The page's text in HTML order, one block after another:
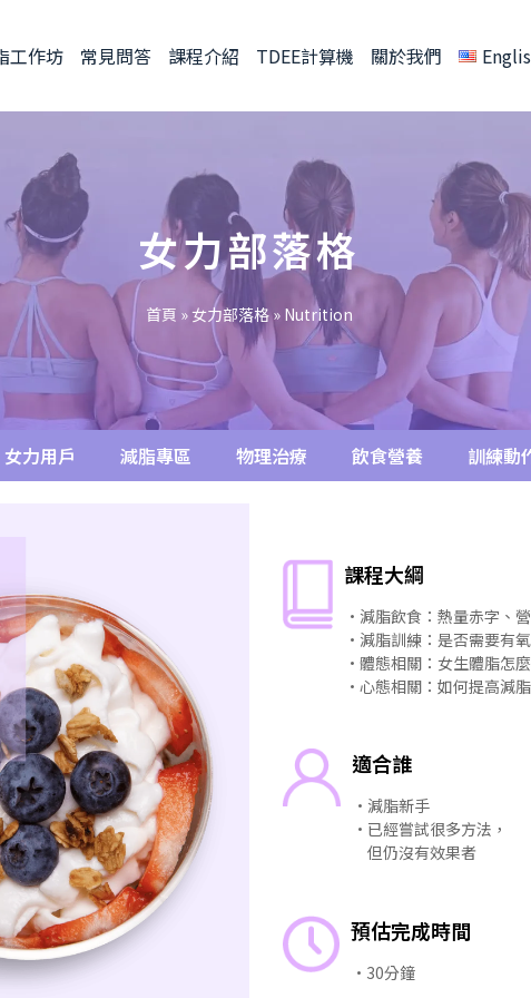
工作坊 常見問答 課程介紹 TDEE計算機 關於我們
女力部落格
首頁 » 女力部落格» Nutrition
女力用戶 減脂專區 物理治療 飲食營養 訓練動
課程大綱
・減脂飲食：熱量赤字、
・減脂訓練：是否需要有
・體態相關：女生體脂怎
・心態相關：如何提高減
適合誰
・減脂新手
・已經嘗試很多方法，
但仍沒有效果者
預估完成時間
・30分鐘